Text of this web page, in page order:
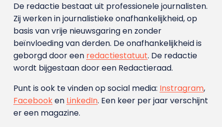
De redactie bestaat uit professionele journalisten.
Zij werken in journalistieke onafhankelijkheid, op
basis van vrije nieuwsgaring en zonder
beïnvloeding van derden. De onafhankelijkheid is
geborgd door een redactiestatuut. De redactie
wordt bijgestaan door een Redactieraad.
Punt is ook te vinden op social media: Instragram,
Facebooken LinkedIn. Een keer per jaar verschijnt
er een magazine.